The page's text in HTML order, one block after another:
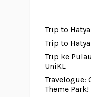
Trip to
Trip to
Trip ke
UniKL
Travelogue:
Theme Park!